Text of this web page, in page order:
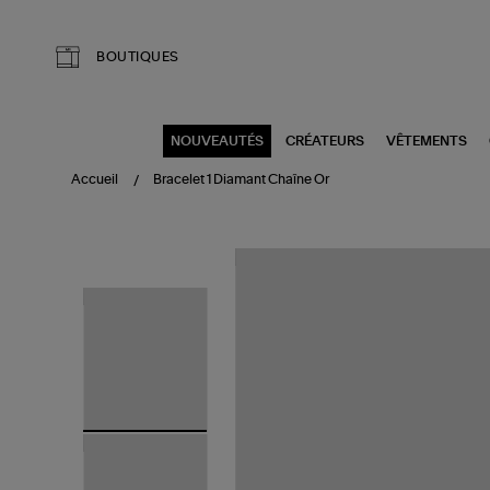
BOUTIQUES
NOUVEAUTÉS CRÉATEURS VÊTEMENTS
Accueil Bracelet 1 Diamant Chaîne Or